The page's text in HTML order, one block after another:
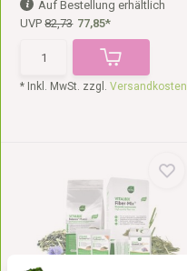
Auf Bestellung erhältlich
UVP82,73 77,85*
* Inkl. MwSt. zzgl.Versandkosten